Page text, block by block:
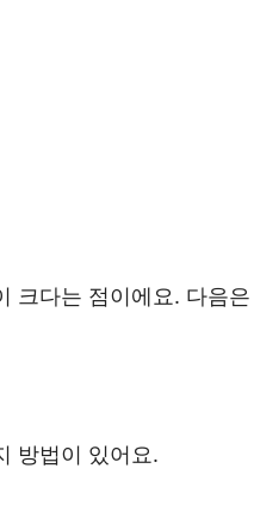
다는 점이에요. 다음
방법이 있어요.